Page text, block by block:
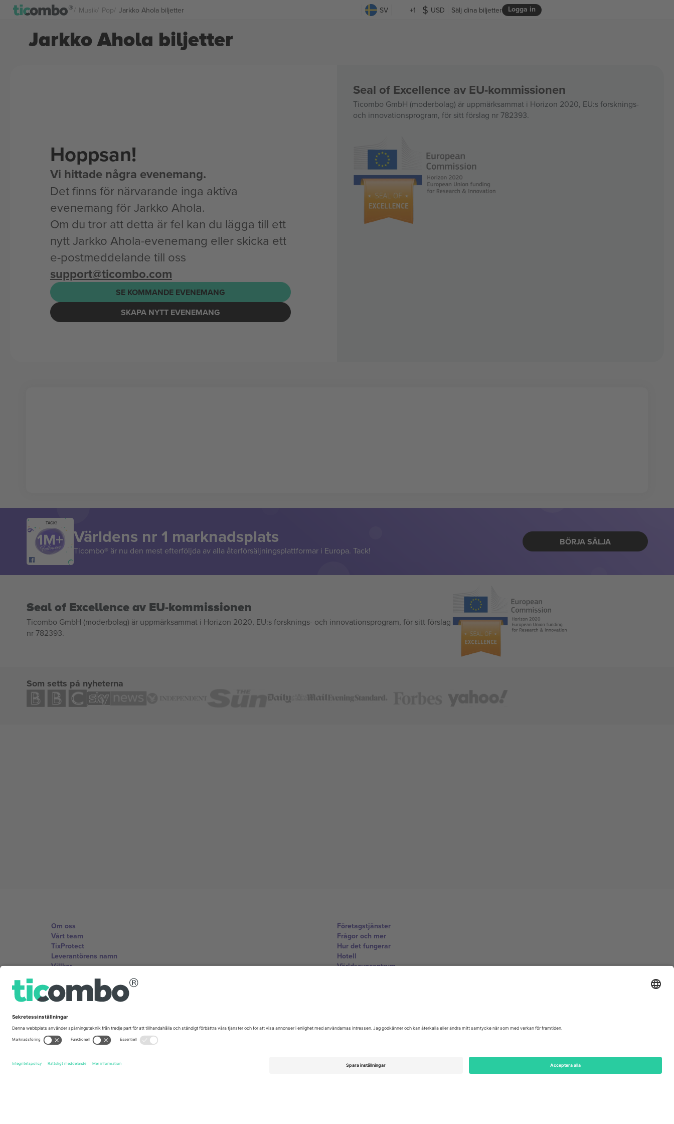
Musik Pop Jarkko Ahola biljetter SV +1 USD Logga in
Sälj dina biljetter
Jarkko Ahola biljetter
Hoppsan!
Vi hittade några evenemang.
Det finns för närvarande inga aktiva
evenemang för Jarkko Ahola.
Om du tror att detta är fel kan du lägga till ett
nytt Jarkko Ahola-evenemang eller skicka ett
e-postmeddelande till oss
support@ticombo.com
SE KOMMANDE EVENEMANG
SKAPA NYTT EVENEMANG
Seal of Excellence av EU-kommissionen
Ticombo GmbH (moderbolag) är uppmärksammat i Horizon 2020, EU:s forsknings-
och innovationsprogram, för sitt förslag nr 782393.
TACK!
Världens nr 1 marknadsplats
Ticombo® är nu den mest efterföljda av alla återförsäljningsplattformar i Europa. Tack!
BÖRJA SÄLJA
Seal of Excellence av EU-kommissionen
Ticombo GmbH (moderbolag) är uppmärksammat i Horizon 2020, EU:s forsknings- och innovationsprogram, för sitt förslag
nr 782393.
Som setts på nyheterna
Om oss
Vårt team
TixProtect
Leverantörens namn
Villkor
Affiliate-program
Företagstjänster
Frågor och mer
Hur det fungerar
Hotell
Världscupcentrum